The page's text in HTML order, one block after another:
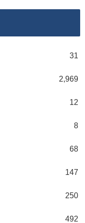
31
2,969
12
8
68
147
250
492